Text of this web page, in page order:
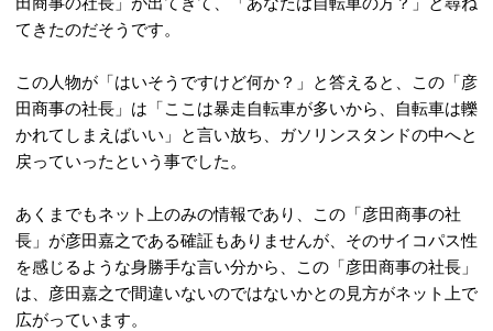
てきたのだそうです。
この人物が「はいそうですけど何か？」と答えると、この「彦
田商事の社長」は「ここは暴走自転車が多いから、自転車は轢
かれてしまえばいい」と言い放ち、ガソリンスタンドの中へと
戻っていったという事でした。
あくまでもネット上のみの情報であり、この「彦田商事の社
長」が彦田嘉之である確証もありませんが、そのサイコパス性
を感じるような身勝手な言い分から、この「彦田商事の社長」
は、彦田嘉之で間違いないのではないかとの見方がネット上で
広がっています。